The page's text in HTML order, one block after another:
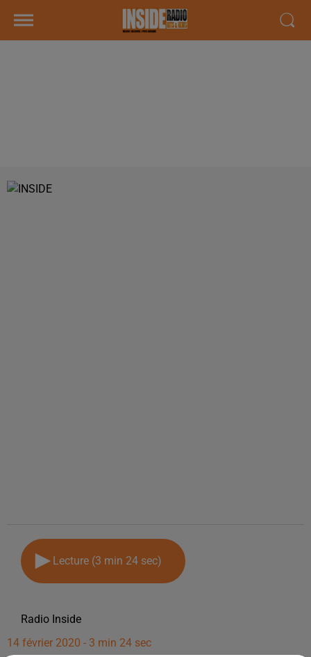
Lecture (3 min 24 sec)
Radio Inside
14 février 2020 - 3 min 24 sec